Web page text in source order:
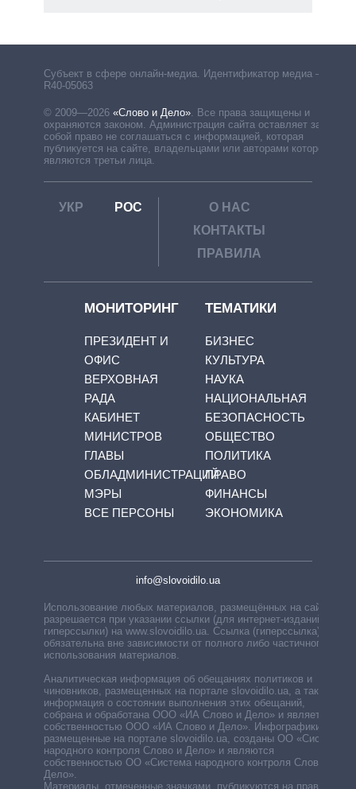
Субъект в сфере онлайн-медиа. Идентификатор медиа –
R40-05063
© 2009—2026 «Слово и Дело» Все права защищены и
охраняются законом. Администрация сайта оставляет за
собой право не соглашаться с информацией, которая
публикуется на сайте, владельцами или авторами которой
являются третьи лица.
УКР РОС
О НАС
КОНТАКТЫ
ПРАВИЛА
МОНИТОРИНГ
ПРЕЗИДЕНТ И
ОФИС
ВЕРХОВНАЯ
РАДА
КАБИНЕТ
МИНИСТРОВ
ГЛАВЫ
ОБЛАДМИНИСТРАЦИЙ
МЭРЫ
ВСЕ ПЕРСОНЫ
ТЕМАТИКИ
БИЗНЕС
КУЛЬТУРА
НАУКА
НАЦИОНАЛЬНАЯ
БЕЗОПАСНОСТЬ
ОБЩЕСТВО
ПОЛИТИКА
ПРАВО
ФИНАНСЫ
ЭКОНОМИКА
info@slovoidilo.ua
Использование любых материалов, размещённых на сайте,
разрешается при указании ссылки (для интернет-изданий —
гиперссылки) на www.slovoidilo.ua. Ссылка (гиперссылка)
обязательна вне зависимости от полного либо частичного
использования материалов.
Аналитическая информация об обещаниях политиков и
чиновников, размещенных на портале slovoidilo.ua, а также
информация о состоянии выполнения этих обещаний,
собрана и обработана ООО «ИА Слово и Дело» и является
собственностью ООО «ИА Слово и Дело». Инфографики,
размещенные на портале slovoidilo.ua, созданы ОО «Система
народного контроля Слово и Дело» и являются
собственностью ОО «Система народного контроля Слово и
Дело».
Материалы, отмеченные значками, публикуются на правах